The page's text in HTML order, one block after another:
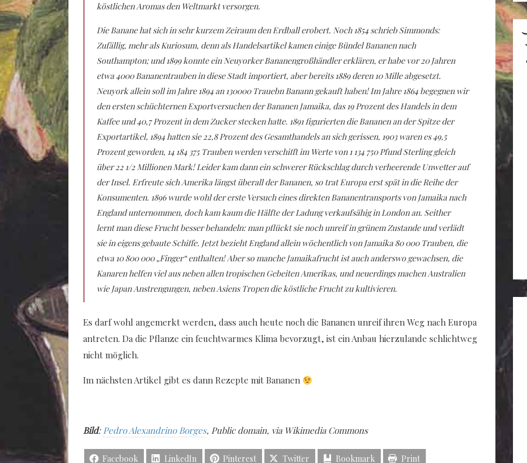
köstlichen Aromas den Weltmarkt versorgen.
Die Banane hat sich in sehr kurzem Zeiraum den Erdball erobert. Noch 1854 schrieb Simmonds:
Zufällig, mehr als Kuriosum, denn als Handelsartikel kamen einige Bündel Bananen nach
Southampton; und 1899 konnte ein Neuyorker Bananengroßhändler erklären, er habe vor 20 Jahren
etwa 4000 Bananentrauben in diese Stadt importiert, aber bereits 1889 deren 10 Mille abgesetzt.
Neuyork allein soll im Jahre 1894 an 130000 Trauebn Banann gekauft haben! Im Jahre 1864 begegnen wir
den ersten schüchternen Exportversuchen der Bananen Jamaika, das 19 Prozent des Handels in dem
Kaffee und 40,7 Prozent in dem Zucker stecken hatte. 1891 figurierten die Bananen an der Spitze der
Exportartikel, 1894 hatten sie 22,8 Prozent des Gesamthandels an sich gerissen, 1903 waren es 49,5
Prozent geworden, 14 184 375 Trauben werden verschifft im Werte von 1 134 750 Pfund Sterling gleich
über 22 1/2 Millionen Mark! Leider kam dann ein schwerer Rückschlag durch verheerende Unwetter auf
der Insel. Erfreute sich Amerika längst überall der Bananen, so trat Europa erst spät in die Reihe der
Konsumenten. 1896 wurde wohl der erste Versuch eines direkten Bananentransports von Jamaika nach
England unternommen, doch kam kaum die Hälfte der Ladung verkaufsähig in London an. Seither
lernt man diese Frucht besser behandeln: man pflückt sie noch unreif in grünem Zustande und verlädt
sie in eigens gebaute Schiffe. Jetzt bezieht England allein wöchentlich von Jamaika 80 000 Trauben, die
etwa 10 800 000 „Finger“ enthalten! Aber so manche Jamaikafrucht ist auch anderswo gewachsen, die
Kanaren helfen viel aus neben allen tropischen Gebeiten Amerikas, und neuerdings machen Australien
wie Japan Anstrengungen, neben Asiens Tropen die köstliche Frucht zu kultivieren.
Es darf wohl angemerkt werden, dass auch heute noch die Bananen unreif ihren Weg nach Europa
antreten. Da die Pflanze ein feuchtwarmes Klima bevorzugt, ist ein Anbau hierzulande schlichtweg
nicht möglich.
Im nächsten Artikel gibt es dann Rezepte mit Bananen
Bild: Pedro Alexandrino Borges, Public domain, via Wikimedia Commons
Facebook LinkedIn Pinterest Twitter Bookmark
Print